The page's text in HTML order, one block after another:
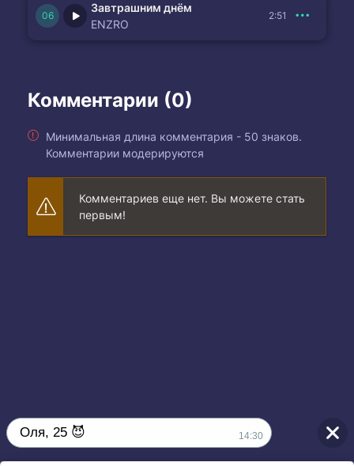
Завтрашним днём
ENZRO
2:51
Комментарии (0)
Минимальная длина комментария - 50 знаков.
Комментарии модерируются
Комментариев еще нет. Вы можете стать
первым!
Оля, 25 😈 14:30